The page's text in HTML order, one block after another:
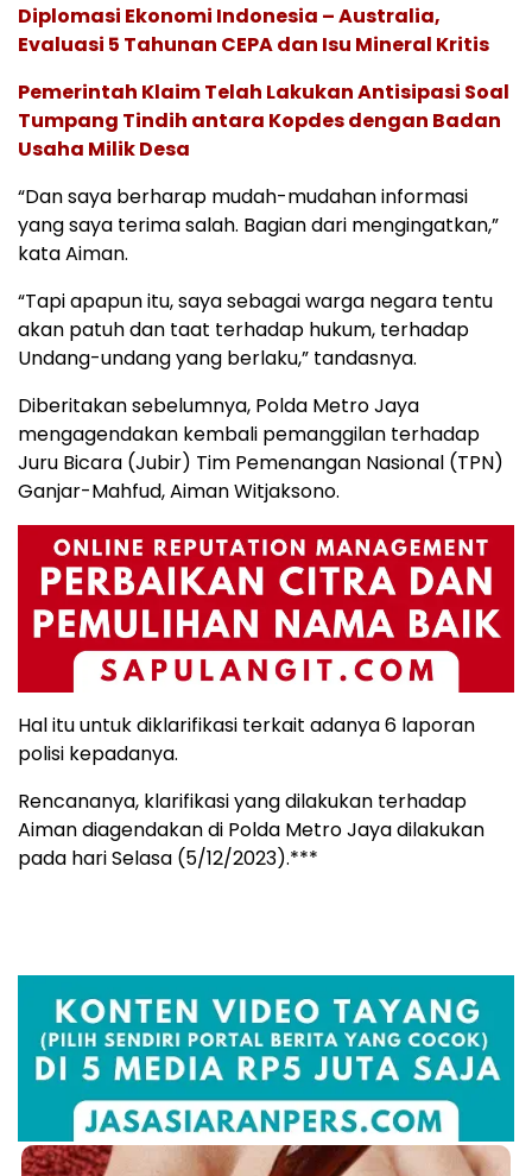
Diplomasi Ekonomi Indonesia – Australia,
Evaluasi 5 Tahunan CEPA dan Isu Mineral Kritis
Pemerintah Klaim Telah Lakukan Antisipasi Soal
Tumpang Tindih antara Kopdes dengan Badan
Usaha Milik Desa
“Dan saya berharap mudah-mudahan informasi
yang saya terima salah. Bagian dari mengingatkan,”
kata Aiman.
“Tapi apapun itu, saya sebagai warga negara tentu
akan patuh dan taat terhadap hukum, terhadap
Undang-undang yang berlaku,” tandasnya.
Diberitakan sebelumnya, Polda Metro Jaya
mengagendakan kembali pemanggilan terhadap
Juru Bicara (Jubir) Tim Pemenangan Nasional (TPN)
Ganjar-Mahfud, Aiman Witjaksono.
Hal itu untuk diklarifikasi terkait adanya 6 laporan
polisi kepadanya.
Rencananya, klarifikasi yang dilakukan terhadap
Aiman diagendakan di Polda Metro Jaya dilakukan
pada hari Selasa (5/12/2023).***